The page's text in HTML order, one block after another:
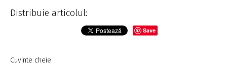
Distribuie articolul:
Save
Cuvinte cheie: